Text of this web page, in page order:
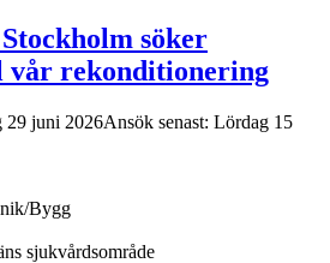
söker
rekonditionering
29 juni 2026Ansök senast: Lördag 15
Bygg
sjukvårdsområde